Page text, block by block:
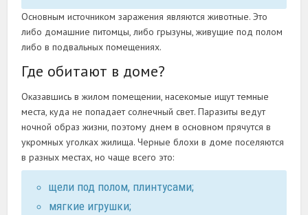
Основным источником заражения являются животные. Это
либо домашние питомцы, либо грызуны, живущие под полом
либо в подвальных помещениях.
Где обитают в доме?
Оказавшись в жилом помещении, насекомые ищут темные
места, куда не попадает солнечный свет. Паразиты ведут
ночной образ жизни, поэтому днем в основном прячутся в
укромных уголках жилища. Черные блохи в доме поселяются
в разных местах, но чаще всего это:
щели под полом, плинтусами;
мягкие игрушки;